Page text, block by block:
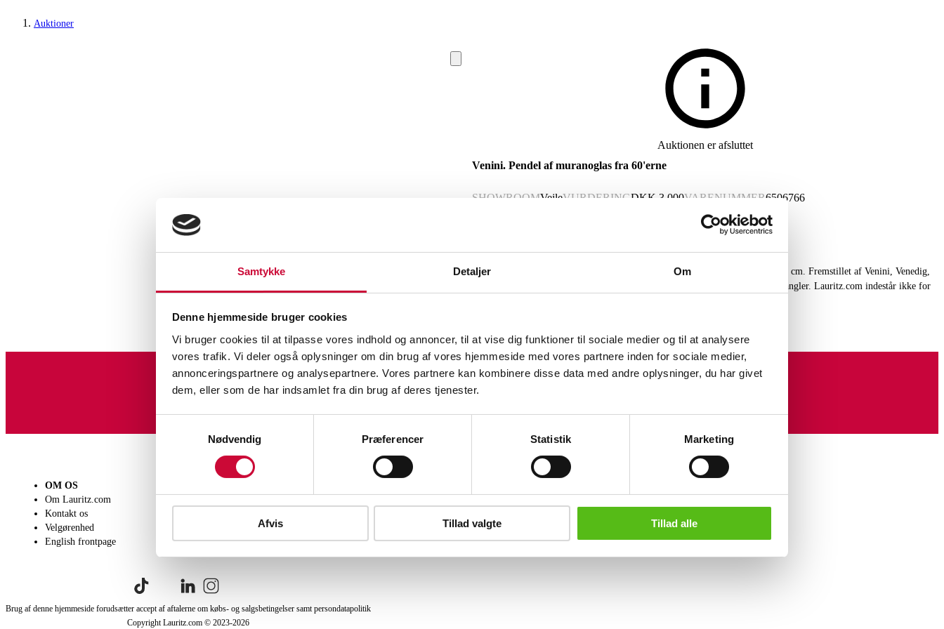
Samtykke Detaljer Om
Denne hjemmeside bruger cookies
Vi bruger cookies til at tilpasse vores indhold og annoncer, til at vise dig funktioner til sociale medier og til at analysere
vores trafik. Vi deler også oplysninger om din brug af vores hjemmeside med vores partnere inden for sociale medier,
annonceringspartnere og analysepartnere. Vores partnere kan kombinere disse data med andre oplysninger, du har givet
dem, eller som de har indsamlet fra din brug af deres tjenester.
Nødvendig
Præferencer Statistik Marketing
Afvis Tillad valgte Tillad alle
Auktioner
Auktionen er afsluttet
Venini. Pendel af muranoglas fra 60'erne
SHOWROOMVejleVURDERINGDKK 3.000VARENUMMER6506766
Pendel fra 60'erne af muranoglas fra 60'erne med 19 lyskilder. H. 98 cm, B. 30 cm. Fremstillet af Venini, Venedig,
Italien. Fremstår med brugsspor, en messingholder til fastholdelse af glasrør mangler. Lauritz.com indestår ikke for
Lignende varer
Tilmeld dig vores nyhedsbrev og modtag nyheder samt tilbud direkte i din email.
OM OS
Om Lauritz.com
Kontakt os
Velgørenhed
English frontpage
Købsvilkår
Brug af denne hjemmeside forudsætter accept af aftalerne om købs- og salgsbetingelser samt persondatapolitik
Copyright Lauritz.com © 2023-2026